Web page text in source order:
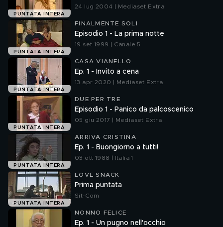
PUNTATA INTERA
24 lug 2004 | Mediaset Extra
PUNTATA INTERA
FINALMENTE SOLI
Episodio 1 - La prima notte
19 set 1999 | Canale 5
PUNTATA INTERA
CASA VIANELLO
Ep. 1 - Invito a cena
13 apr 2020 | Mediaset Extra
PUNTATA INTERA
DUE PER TRE
Episodio 1 - Panico da palcoscenico
05 giu 2017 | Mediaset Extra
PUNTATA INTERA
ARRIVA CRISTINA
Ep. 1 - Buongiorno a tutti!
03 ott 1988 | Italia 1
PUNTATA INTERA
LOVE SNACK
Prima puntata
Sit-Com
NONNO FELICE
Ep. 1 - Un pugno nell'occhio